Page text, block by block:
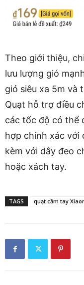
Theo giới thiệu,
lưu lượng gió
gió siêu xa 5m và
Quạt hỗ trợ điều
các tốc độ có thể
hợp chính xác với
kèm với dây đeo
hoặc xách tay.
TAGS quạt cầm tay